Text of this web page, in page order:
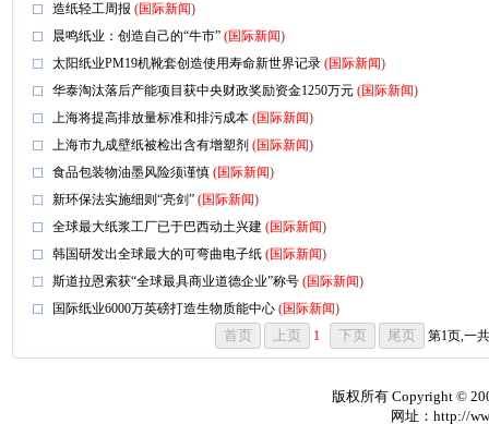
造纸轻工周报 (国际新闻)
晨鸣纸业：创造自己的“牛市” (国际新闻)
太阳纸业PM19机靴套创造使用寿命新世界记录 (国际新闻)
华泰淘汰落后产能项目获中央财政奖励资金1250万元 (国际新闻)
上海将提高排放量标准和排污成本 (国际新闻)
上海市九成壁纸被检出含有增塑剂 (国际新闻)
食品包装物油墨风险须谨慎 (国际新闻)
新环保法实施细则“亮剑” (国际新闻)
全球最大纸浆工厂已于巴西动土兴建 (国际新闻)
韩国研发出全球最大的可弯曲电子纸 (国际新闻)
斯道拉恩索获“全球最具商业道德企业”称号 (国际新闻)
国际纸业6000万英磅打造生物质能中心 (国际新闻)
1
第1页,一
版权所有 Copyright ©
网址：http://